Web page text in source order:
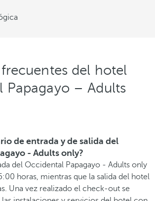
frecuentes del hotel
Papagayo – Adults
de entrada y de salida del
- Adults only?
del Occidental Papagayo - Adults only
horas, mientras que la salida del hotel
Una vez realizado el check-out se